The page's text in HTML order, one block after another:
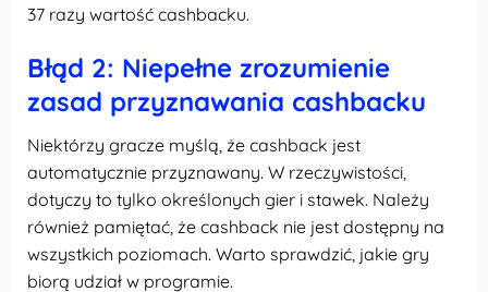
37 razy wartość cashbacku.
Błąd 2: Niepełne zrozumienie
zasad przyznawania cashbacku
Niektórzy gracze myślą, że cashback jest
automatycznie przyznawany. W rzeczywistości,
dotyczy to tylko określonych gier i stawek. Należy
również pamiętać, że cashback nie jest dostępny na
wszystkich poziomach. Warto sprawdzić, jakie gry
biorą udział w programie.